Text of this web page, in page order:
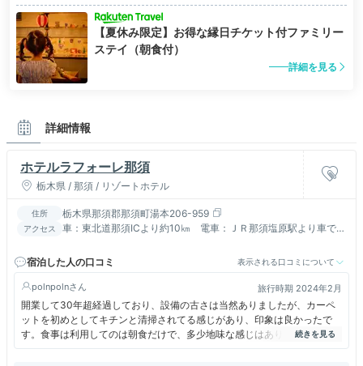
【夏休み限定】お得な縁日チケット付ファミリー
ステイ（朝食付）
詳細を見る
詳細情報
ホテルラフォーレ那須
栃木県 / 那須 / リゾートホテル
住所 栃木県那須郡那須町湯本206-959
アクセス
車：東北道那須ICより約10㎞ 電車：ＪＲ那須塩原駅より車で約
宿泊した人の口コミ
表示される口コミについて
polnpoln 旅行時期 2024年2月
開業して30年超経過しており、設備の古さは当然ありましたが、カーペ
ットを初めとしてキチンと清掃されてる感じがあり、印象は良かったで
す。食事は利用してのは朝食だけで、多少地味な感じはありましたが、平
均点はクリアしている印象。ホテル周辺には何もなく、観光向けの周遊バ